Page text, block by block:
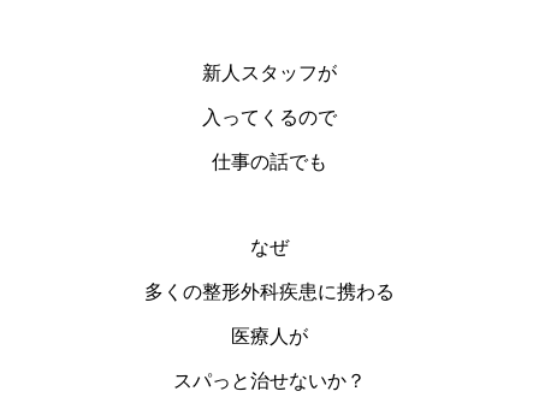
新人スタッフが
入ってくるので
仕事の話でも
なぜ
多くの整形外科疾患に携わる
医療人が
スパっと治せないか？